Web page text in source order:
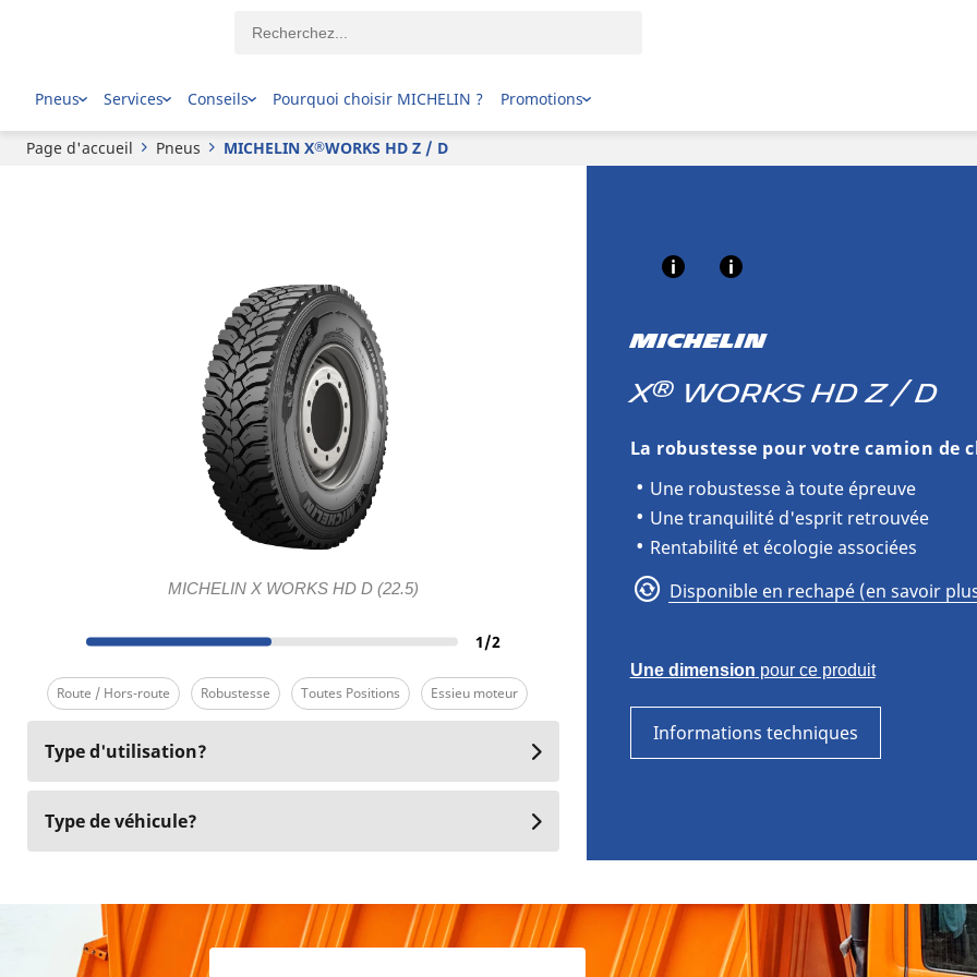
Pneus Services Conseils Pourquoi choisir MICHELIN ? Promotions
Page d'accueil Pneus MICHELIN X®WORKS HD Z / D
MICHELIN X WORKS HD D (22.5) MICHELIN X WORKS HD Z (22.5)
1/2
Route / Hors-route Robustesse Toutes Positions Essieu moteur
Type d'utilisation?
Type de véhicule?
MICHELIN
X® WORKS HD Z / D
La robustesse pour votre camion de
Une robustesse à toute épreuve
Une tranquilité d'esprit retrouvée
Rentabilité et écologie associées
Disponible en rechapé (en savoir
Une dimension pour ce produit
Informations techniques
WORKS HD Z / D